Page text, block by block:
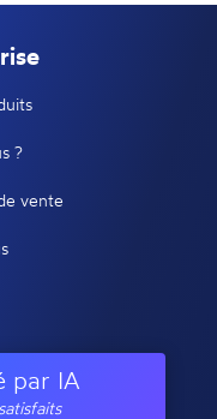
?
vente
par IA